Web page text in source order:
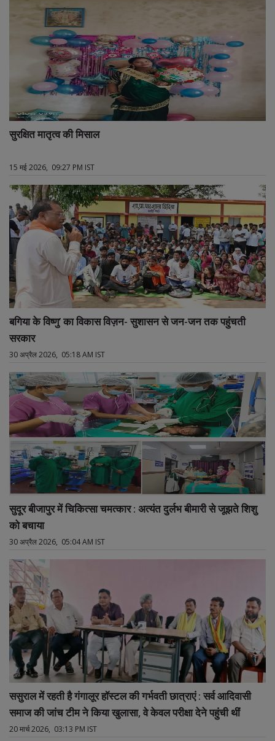
सुरक्षित मातृत्व की मिसाल
15 मई 2026, 09:27 PM IST
बगिया के विष्णु’ का विकास विज़न- सुशासन से जन-जन तक पहुंचती
सरकार
30 अप्रैल 2026, 05:18 AM IST
सुदूर बीजापुर में चिकित्सा चमत्कार : अत्यंत दुर्लभ बीमारी से जूझते शिशु
को बचाया
30 अप्रैल 2026, 05:04 AM IST
ससुराल में रहती है गंगालूर हॉस्टल की गर्भवती छात्राएं : सर्व आदिवासी
समाज की जांच टीम ने किया खुलासा, वे केवल परीक्षा देने पहुंची थीं
20 मार्च 2026, 03:13 PM IST